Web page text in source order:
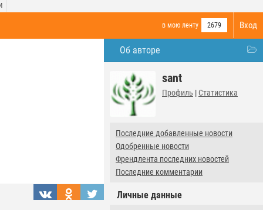
Вход
в мою ленту 2679
Об авторе
sant
Профиль | Статистика
Последние добавленные новости
Одобренные новости
Френдлента последних новостей
Последние комментарии
Личные данные